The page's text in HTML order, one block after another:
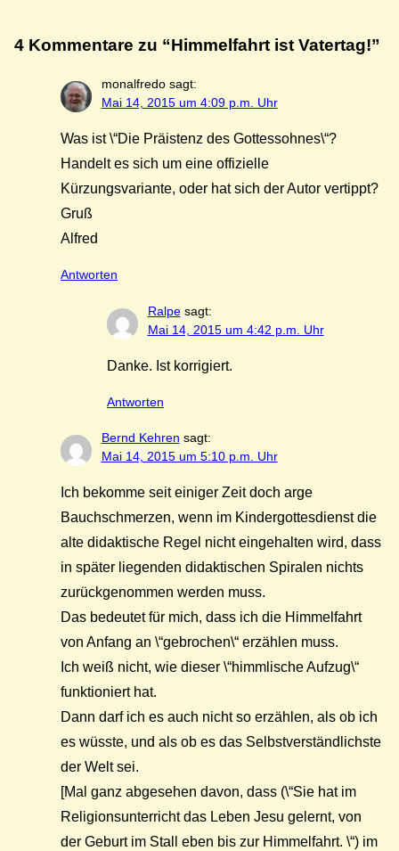
4 Kommentare zu “Himmelfahrt ist Vatertag!”
monalfredo sagt:
Mai 14, 2015 um 4:09 p.m. Uhr
Was ist \“Die Präistenz des Gottessohnes\“?
Handelt es sich um eine offizielle
Kürzungsvariante, oder hat sich der Autor vertippt?
Gruß
Alfred
Antworten
Ralpe sagt:
Mai 14, 2015 um 4:42 p.m. Uhr
Danke. Ist korrigiert.
Antworten
Bernd Kehren sagt:
Mai 14, 2015 um 5:10 p.m. Uhr
Ich bekomme seit einiger Zeit doch arge
Bauchschmerzen, wenn im Kindergottesdienst die
alte didaktische Regel nicht eingehalten wird, dass
in später liegenden didaktischen Spiralen nichts
zurückgenommen werden muss.
Das bedeutet für mich, dass ich die Himmelfahrt
von Anfang an \“gebrochen\“ erzählen muss.
Ich weiß nicht, wie dieser \“himmlische Aufzug\“
funktioniert hat.
Dann darf ich es auch nicht so erzählen, als ob ich
es wüsste, und als ob es das Selbstverständlichste
der Welt sei.
[Mal ganz abgesehen davon, dass (\“Sie hat im
Religionsunterricht das Leben Jesu gelernt, von
der Geburt im Stall eben bis zur Himmelfahrt. \“) im